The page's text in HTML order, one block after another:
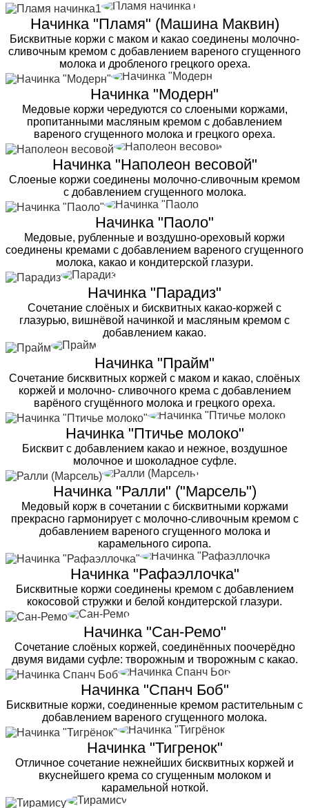
Начинка "Пламя" (Машина Маквин)
Бисквитные коржи с маком и какао соединены молочно-
сливочным кремом с добавлением вареного сгущенного
молока и дробленого грецкого ореха.
Начинка "Модерн"
Медовые коржи чередуются со слоеными коржами,
пропитанными масляным кремом с добавлением
вареного сгущенного молока и грецкого ореха.
Начинка "Наполеон весовой"
Слоеные коржи соединены молочно-сливочным кремом
с добавлением сгущенного молока.
Начинка "Паоло"
Медовые, рубленные и воздушно-ореховый коржи
соединены кремами с добавлением вареного сгущенного
молока, какао и кондитерской глазури.
Начинка "Парадиз"
Сочетание слоёных и бисквитных какао-коржей с
глазурью, вишнёвой начинкой и масляным кремом с
добавлением какао.
Начинка "Прайм"
Сочетание бисквитных коржей с маком и какао, слоёных
коржей и молочно- сливочного крема с добавлением
варёного сгущённого молока и грецкого ореха.
Начинка "Птичье молоко"
Бисквит с добавлением какао и нежное, воздушное
молочное и шоколадное суфле.
Начинка "Ралли" ("Марсель")
Медовый корж в сочетании с бисквитными коржами
прекрасно гармонирует с молочно-сливочным кремом с
добавлением вареного сгущенного молока и
карамельного сиропа.
Начинка "Рафаэллочка"
Бисквитные коржи соединены кремом с добавлением
кокосовой стружки и белой кондитерской глазури.
Начинка "Сан-Ремо"
Сочетание слоёных коржей, соединённых поочерёдно
двумя видами суфле: творожным и творожным с какао.
Начинка "Спанч Боб"
Бисквитные коржи, соединенные кремом растительным с
добавлением вареного сгущенного молока.
Начинка "Тигренок"
Отличное сочетание нежнейших бисквитных коржей и
вкуснейшего крема со сгущенным молоком и
карамельной ноткой.